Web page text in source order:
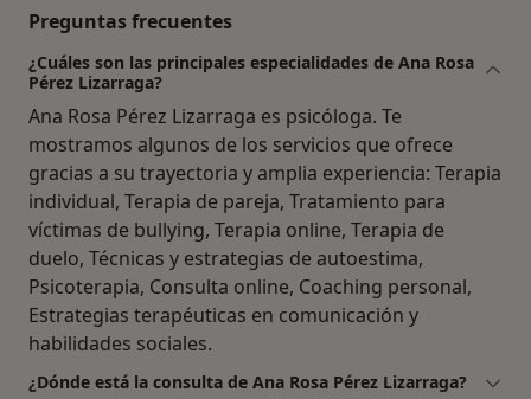
Preguntas frecuentes
¿Cuáles son las principales especialidades de Ana Rosa
Pérez Lizarraga?
Ana Rosa Pérez Lizarraga es psicóloga. Te
mostramos algunos de los servicios que ofrece
gracias a su trayectoria y amplia experiencia: Terapia
individual, Terapia de pareja, Tratamiento para
víctimas de bullying, Terapia online, Terapia de
duelo, Técnicas y estrategias de autoestima,
Psicoterapia, Consulta online, Coaching personal,
Estrategias terapéuticas en comunicación y
habilidades sociales.
¿Dónde está la consulta de Ana Rosa Pérez Lizarraga?